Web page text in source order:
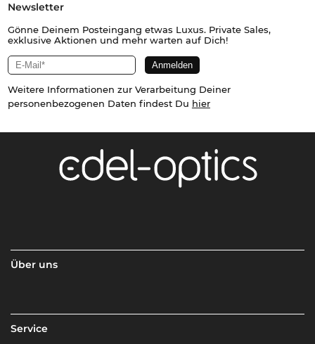
Newsletter
Gönne Deinem Posteingang etwas Luxus. Private Sales,
exklusive Aktionen und mehr warten auf Dich!
Weitere Informationen zur Verarbeitung Deiner
personenbezogenen Daten findest Du hier
Über uns
Service